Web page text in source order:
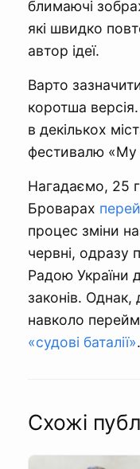
блимаючі
які швидко
автор ідеї.
Варто
коротша версія.
в декількох
фестивалю «My
Нагадаємо, 25
Броварах
процес зміни
червні, одразу
Радою України
законів. Однак,
навколо
«судові баталії».
Схожі